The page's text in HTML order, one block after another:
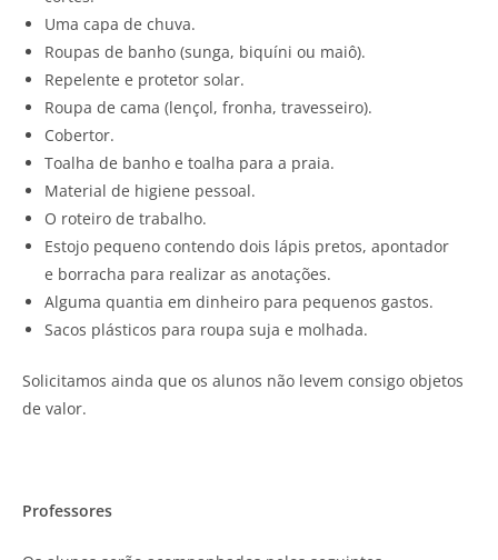
Uma capa de chuva.
Roupas de banho (sunga, biquíni ou maiô).
Repelente e protetor solar.
Roupa de cama (lençol, fronha, travesseiro).
Cobertor.
Toalha de banho e toalha para a praia.
Material de higiene pessoal.
O roteiro de trabalho.
Estojo pequeno contendo dois lápis pretos, apontador
e borracha para realizar as anotações.
Alguma quantia em dinheiro para pequenos gastos.
Sacos plásticos para roupa suja e molhada.
Solicitamos ainda que os alunos não levem consigo objetos
de valor.
Professores